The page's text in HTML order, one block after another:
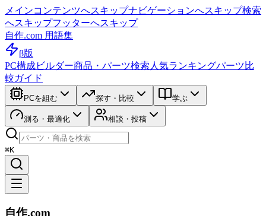
メインコンテンツへスキップナビゲーションへスキップ検索
へスキップフッターへスキップ
自作.com 用語集
β版
PC構成ビルダー商品・パーツ検索 人気ランキングパーツ比
較ガイド
PCを組む 探す・比較 学ぶ
測る・最適化 相談・投稿
⌘K
自作.com